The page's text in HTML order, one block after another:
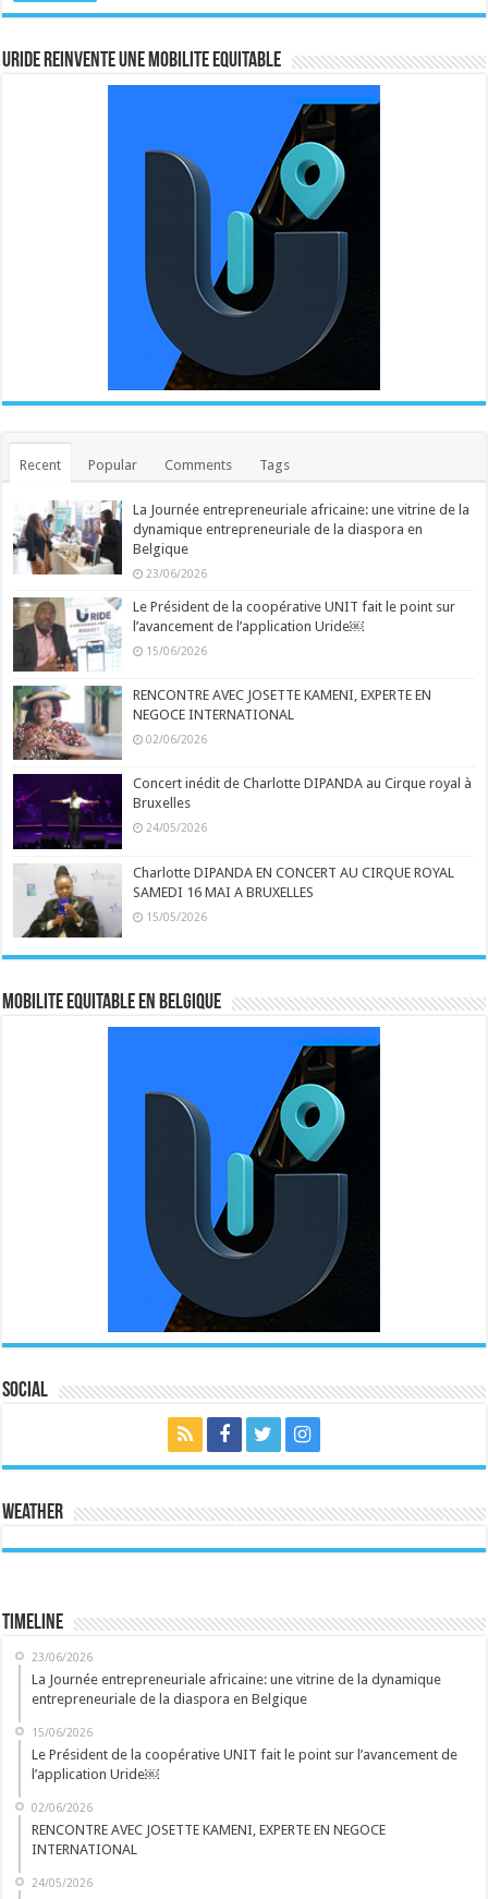
URIDE REINVENTE UNE MOBILITE EQUITABLE
Recent Popular Comments Tags
La Journée entrepreneuriale africaine: une vitrine de la
dynamique entrepreneuriale de la diaspora en
Belgique
23/06/2026
Le Président de la coopérative UNIT fait le point sur
l’avancement de l’application Uride￼
15/06/2026
RENCONTRE AVEC JOSETTE KAMENI, EXPERTE EN
NEGOCE INTERNATIONAL
02/06/2026
Concert inédit de Charlotte DIPANDA au Cirque royal à
Bruxelles
24/05/2026
Charlotte DIPANDA EN CONCERT AU CIRQUE ROYAL
SAMEDI 16 MAI A BRUXELLES
15/05/2026
MOBILITE EQUITABLE EN BELGIQUE
Social
Weather
Timeline
23/06/2026
La Journée entrepreneuriale africaine: une vitrine de la dynamique
entrepreneuriale de la diaspora en Belgique
15/06/2026
Le Président de la coopérative UNIT fait le point sur l’avancement de
l’application Uride￼
02/06/2026
RENCONTRE AVEC JOSETTE KAMENI, EXPERTE EN NEGOCE
INTERNATIONAL
24/05/2026